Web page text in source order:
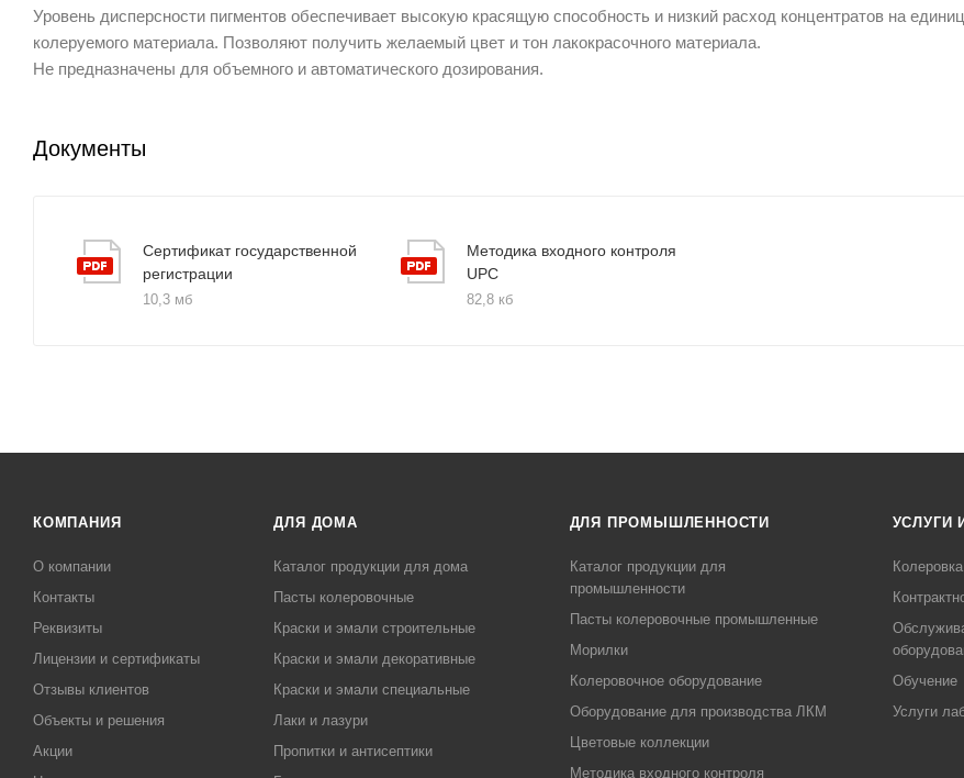
Уровень дисперсности пигментов обеспечивает высокую красящую способность и низкий расход концентратов на
колеруемого материала. Позволяют получить желаемый цвет и тон лакокрасочного материала.
Не предназначены для объемного и автоматического дозирования.
Документы
Сертификат государственной
регистрации
10,3 мб
Методика входного контроля
UPC
82,8 кб
КОМПАНИЯ
О компании
Контакты
Реквизиты
Лицензии и сертификаты
Отзывы клиентов
Объекты и решения
Акции
ДЛЯ ДОМА
Каталог продукции для дома
Пасты колеровочные
Краски и эмали строительные
Краски и эмали декоративные
Краски и эмали специальные
Лаки и лазури
Пропитки и антисептики
ДЛЯ ПРОМЫШЛЕННОСТИ
Каталог продукции для
промышленности
Пасты колеровочные промышленные
Морилки
Колеровочное оборудование
Оборудование для производства ЛКМ
Цветовые коллекции
Методика входного контроля
УСЛУГИ
Колеровка
Обучение
Услуги